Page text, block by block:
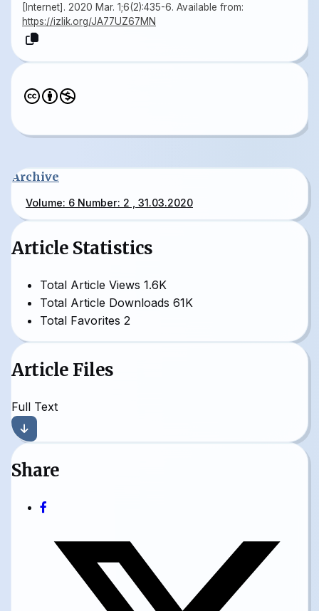
[Internet]. 2020 Mar. 1;6(2):435-6. Available from:
https://izlik.org/JA77UZ67MN
Archive
Volume: 6 Number: 2 , 31.03.2020
Article Statistics
Total Article Views 1.6K
Total Article Downloads 61K
Total Favorites 2
Article Files
Full Text
Share